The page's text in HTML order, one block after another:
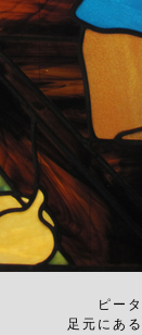
ピー
足元にあ